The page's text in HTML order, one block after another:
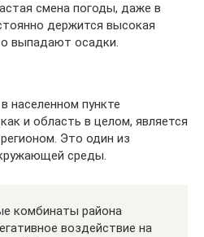
смена погоды, даже в
держится высокая
выпадают осадки.
населенном пункте
и область в целом, является
Это один из
среды.
комбинаты района
воздействие на